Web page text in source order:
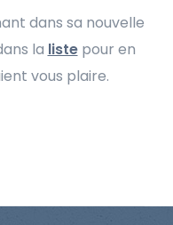
dans sa nouvelle
la listepour en
vous plaire.